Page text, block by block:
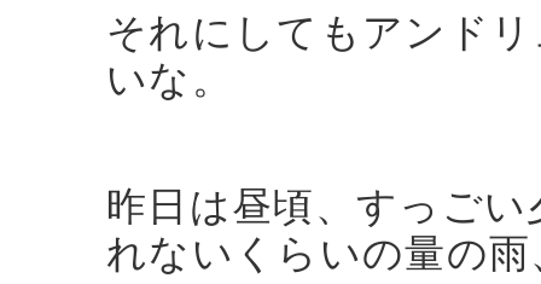
それにしてもアンド
いな。
昨日は昼頃、すっご
れないくらいの量の